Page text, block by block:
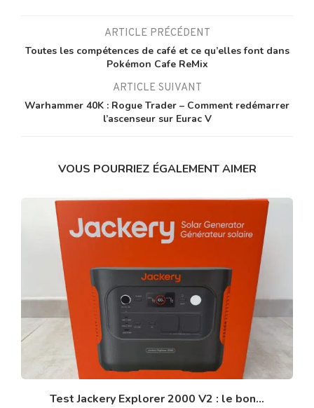
ARTICLE PRÉCÉDENT
Toutes les compétences de café et ce qu’elles font dans
Pokémon Cafe ReMix
ARTICLE SUIVANT
Warhammer 40K : Rogue Trader – Comment redémarrer
l’ascenseur sur Eurac V
VOUS POURRIEZ ÉGALEMENT AIMER
Test Jackery Explorer 2000 V2 : le bon...